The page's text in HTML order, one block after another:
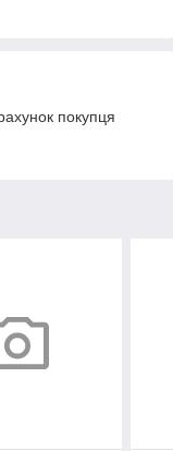
покупця